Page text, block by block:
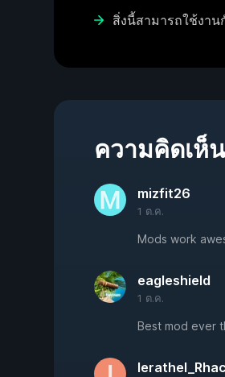
สิ่งนี้สามารถใช้งา
ความคิดเห็น
mizfit26
1 ต.ค.
Mods work
eagleshield
1 ต.ค.
Best mod ever